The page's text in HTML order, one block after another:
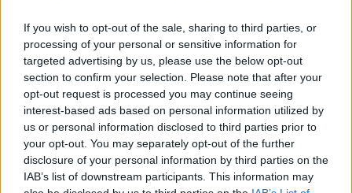
If you wish to opt-out of the sale, sharing to third parties, or
processing of your personal or sensitive information for
targeted advertising by us, please use the below opt-out
section to confirm your selection. Please note that after your
opt-out request is processed you may continue seeing
interest-based ads based on personal information utilized by
us or personal information disclosed to third parties prior to
your opt-out. You may separately opt-out of the further
disclosure of your personal information by third parties on the
IAB’s list of downstream participants. This information may
Horoskopas rugpjūčio 9 dienai
pagal Taro kortas: Skorpionams –
nuovargis, Šauliams – išdavystė